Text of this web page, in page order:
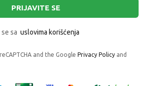
PRIJAVITE SE
sa uslovima korišćenja
and the Google Privacy Policy and